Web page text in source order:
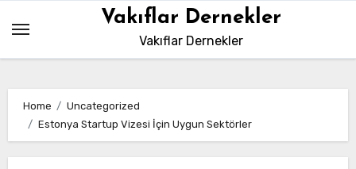
content
Vakıflar Dernekler
Vakıflar Dernekler
Home
Uncategorized
Estonya Startup Vizesi İçin Uygun Sektörler